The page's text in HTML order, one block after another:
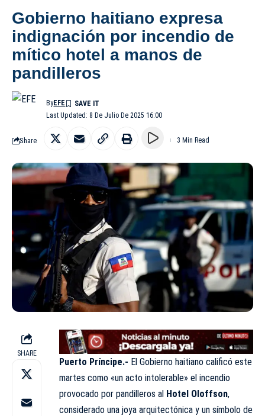
Gobierno haitiano expresa
indignación por incendio de
mítico hotel a manos de
pandilleros
Last Updated: 8 De Julio De 2025 16:00
ByEFE
Share 3 Min Read
SHARE
Puerto Príncipe.- El Gobierno haitiano calificó este
martes como «un acto intolerable» el incendio
provocado por pandilleros al Hotel Oloffson,
considerado una joya arquitectónica y un símbolo de